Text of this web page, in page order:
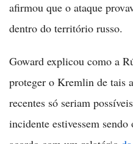
afirmou que o ataque
dentro do território russo.
Goward explicou como a
proteger o Kremlin de tais
recentes só seriam
incidente estivessem